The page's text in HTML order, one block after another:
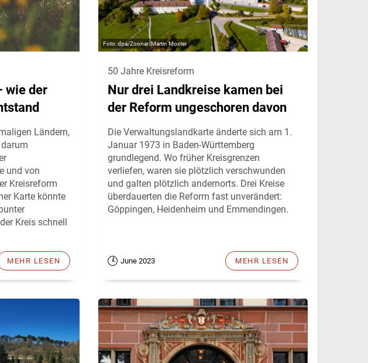
wie der
Ländern,
und von
Kreisreform
Karte könnte
Kreis schnell
MEHR LESEN
dpa/Zoonar/Martin Moxter
50 Jahre Kreisreform
Nur drei Landkreise kamen bei
der Reform ungeschoren davon
Die Verwaltungslandkarte änderte sich am 1.
Januar 1973 in Baden-Württemberg
grundlegend. Wo früher Kreisgrenzen
verliefen, waren sie plötzlich verschwunden
und galten plötzlich andernorts. Drei Kreise
überdauerten die Reform fast unverändert:
Göppingen, Heidenheim und Emmendingen.
June 2023 MEHR LESEN